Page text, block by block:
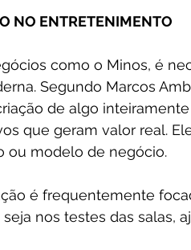
NO ENTRETENIMENTO
como o Minos, é
Segundo Marcos
de algo
que geram valor real.
ou modelo de negócio.
é frequentemente
nos testes das salas,